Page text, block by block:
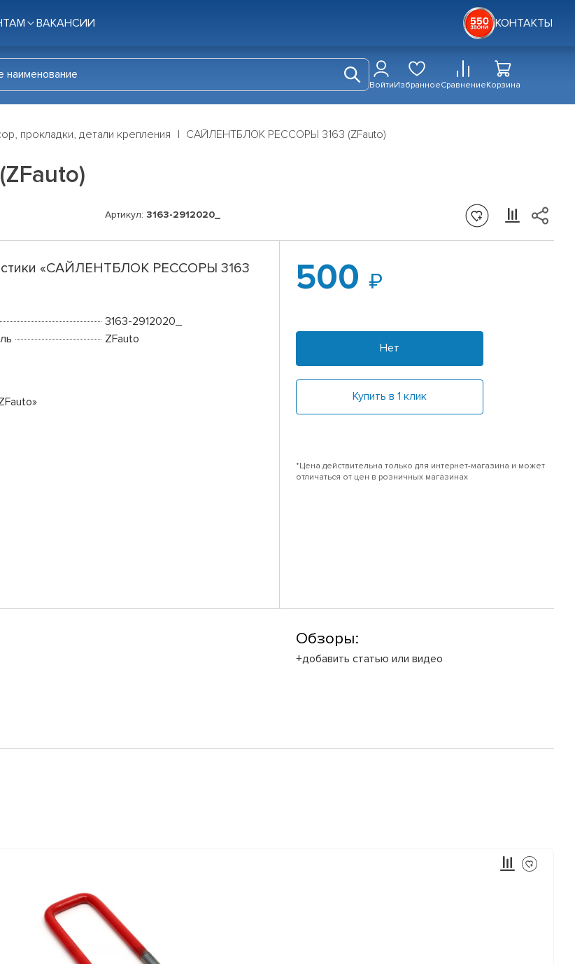
ВАКАНСИИ КОНТАКТЫ
ВойтиИзбранноеСравнениеКорзина
прокладки, детали крепления САЙЛЕНТБЛОК РЕССОРЫ 3163 (ZFauto)
Артикул: 3163-2912020_
«САЙЛЕНТБЛОК РЕССОРЫ 3163
3163-2912020_
ZFauto
500
Нет
Купить в 1 клик
*Цена действительна только для интернет-магазина и может
отличаться от цен в розничных магазинах
Обзоры:
+добавить статью или видео